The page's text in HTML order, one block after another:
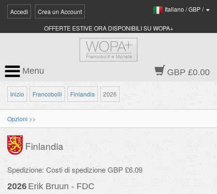
Accedi Crea un Account Italiano /GBP/
OFFERTE ESTIVE ORA DISPONIBILI SU WOPA+
GBP £0.00
Menu
Inizio Francobolli Finlandia 2026
Opzioni >>
Finlandia
Spedizione: Costi di spedizione GBP £6.09
2026 Erik Bruun - FDC